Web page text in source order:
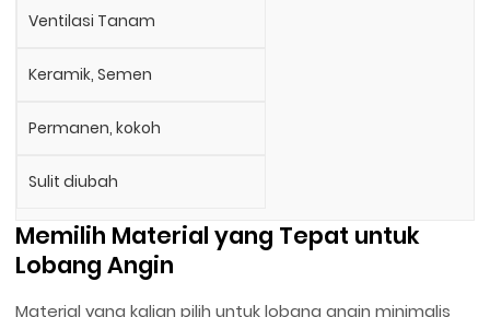
Ventilasi Tanam
Keramik, Semen
Permanen, kokoh
Sulit diubah
Memilih Material yang Tepat untuk
Lobang Angin
Material yang kalian pilih untuk lobang angin minimalis